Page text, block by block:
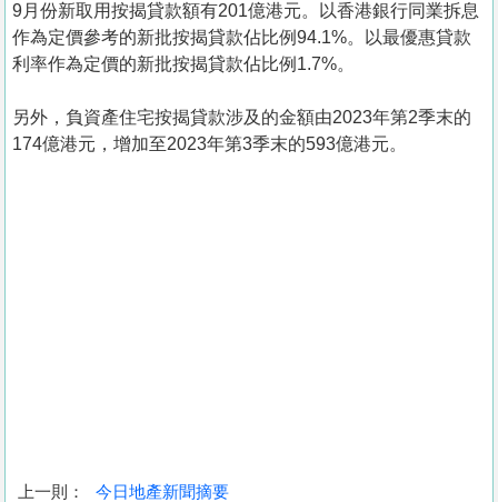
我
們
9月份新取用按揭貸款額有201億港元。以香港銀行同業拆息
作為定價參考的新批按揭貸款佔比例94.1%。以最優惠貸款
利率作為定價的新批按揭貸款佔比例1.7%。
另外，負資產住宅按揭貸款涉及的金額由2023年第2季末的
174億港元，增加至2023年第3季末的593億港元。
上一則： 今日地產新聞摘要